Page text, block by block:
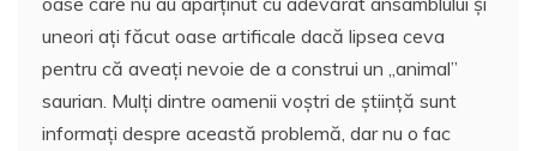
uneori ați făcut oase artificale dacă lipsea ceva
pentru că aveați nevoie de a construi un „animal”
saurian. Mulți dintre oamenii voștri de știință sunt
informați despre această problemă, dar nu o fac